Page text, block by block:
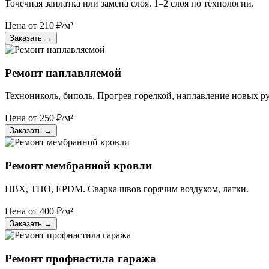
Точечная заплатка или замена слоя. 1–2 слоя по технологии.
Цена от 210 ₽/м²
Заказать →
Ремонт наплавляемой
Технониколь, биполь. Прогрев горелкой, наплавление новых
Цена от 250 ₽/м²
Заказать →
Ремонт мембранной кровли
ПВХ, ТПО, EPDM. Сварка швов горячим воздухом, латки.
Цена от 400 ₽/м²
Заказать →
Ремонт профнастила гаража